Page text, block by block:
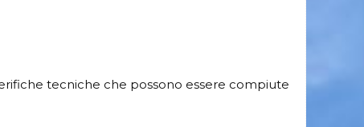
tecniche che possono essere compiute